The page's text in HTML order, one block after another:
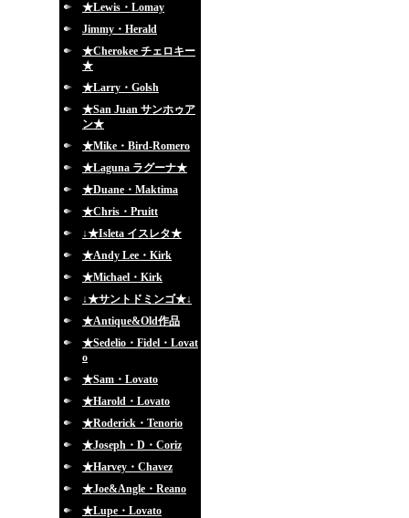
★Lewis・Lomay
Jimmy・Herald
★Cherokee チェロキー
★
★Larry・Golsh
★San Juan サンホゥア
ン★
★Mike・Bird-Romero
★Laguna ラグーナ★
★Duane・Maktima
★Chris・Pruitt
↓★Isleta イスレタ★
★Andy Lee・Kirk
★Michael・Kirk
↓★サントドミンゴ★↓
★Antique&Old作品
★Sedelio・Fidel・Lovat
o
★Sam・Lovato
★Harold・Lovato
★Roderick・Tenorio
★Joseph・D・Coriz
★Harvey・Chavez
★Joe&Angle・Reano
★Lupe・Lovato